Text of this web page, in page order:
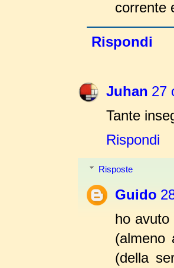
corrente
Rispondi
Juhan 27
Tante
Rispondi
Risposte
Guido
ho
(almeno
(della